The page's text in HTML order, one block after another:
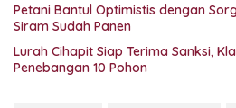
Petani Bantul Optimistis dengan
Siram Sudah Panen
Lurah Cihapit Siap Terima Sanksi,
Penebangan 10 Pohon